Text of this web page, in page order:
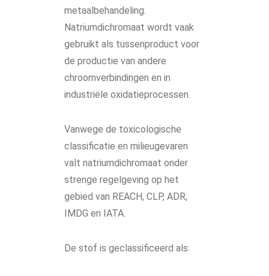
metaalbehandeling.
Natriumdichromaat wordt vaak
gebruikt als tussenproduct voor
de productie van andere
chroomverbindingen en in
industriële oxidatieprocessen.
Vanwege de toxicologische
classificatie en milieugevaren
valt natriumdichromaat onder
strenge regelgeving op het
gebied van REACH, CLP, ADR,
IMDG en IATA.
De stof is geclassificeerd als: